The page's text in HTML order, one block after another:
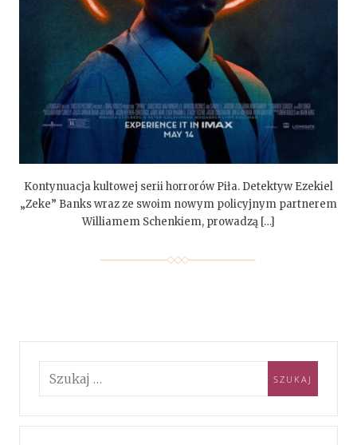
Kontynuacja kultowej serii horrorów Piła. Detektyw Ezekiel
„Zeke” Banks wraz ze swoim nowym policyjnym partnerem
Williamem Schenkiem, prowadzą […]